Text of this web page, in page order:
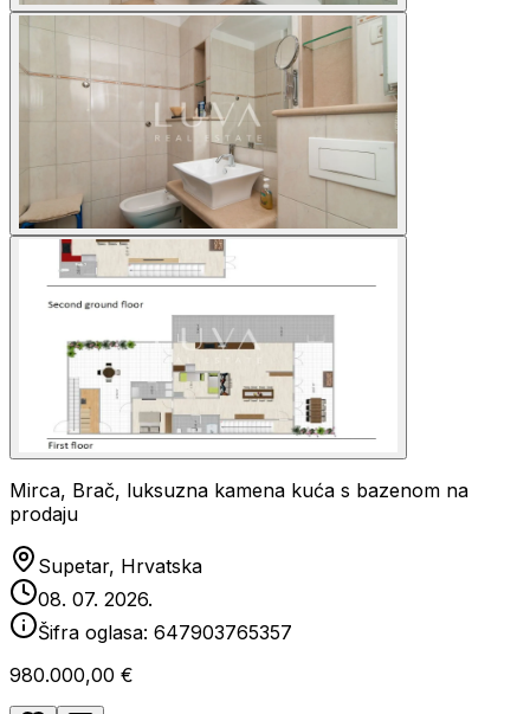
Mirca, Brač, luksuzna kamena kuća s bazenom na
prodaju
Supetar, Hrvatska
08. 07. 2026.
Šifra oglasa: 647903765357
980.000,00 €